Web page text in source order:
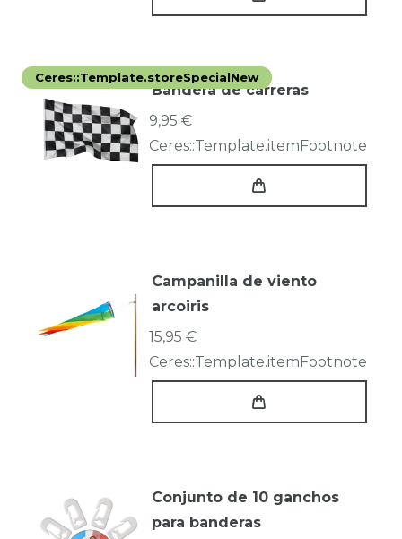
Ceres::Template.storeSpecialNew
Bandera de carreras
9,95 €
Ceres::Template.itemFootnote
Campanilla de viento
arcoiris
15,95 €
Ceres::Template.itemFootnote
Conjunto de 10 ganchos
para banderas